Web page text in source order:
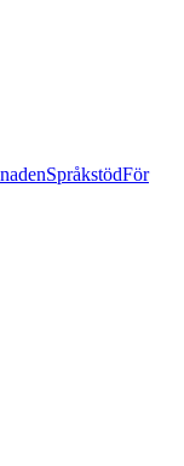
SpråkstödFör